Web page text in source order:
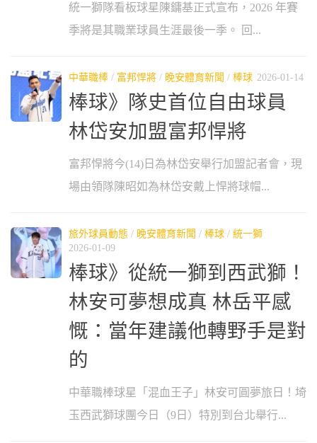
統一獅隊看板球星陳鏞基正式宣布，2026 年賽
季將是其職業球員生涯最後一季。 回...
中華職棒 / 富邦悍將 / 晚安體育新聞 / 棒球 2026-01-14
棒球》隊史首位自由球員
林岱安加盟富邦悍將
富邦悍將今(14)日為林岱安舉行加盟記者會，現
場由領隊陳昭如為林岱安戴上悍將球帽...
旅外球員動態 / 晚安體育新聞 / 棒球 / 統一獅
2026-01-09
棒球》從統一獅到西武獅！
林安可夢想成真 林岳平感
慨：當年建議他轉野手是對
的
中華職棒球星「混血王子」林安可圓夢旅日！埼
玉西武獅球團今日（9日）特別到台北舉行...